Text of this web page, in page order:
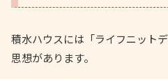
積水ハウスには「ライフニット
思想があります。